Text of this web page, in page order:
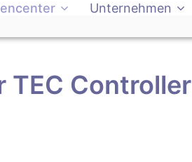
Unternehmen
Controller